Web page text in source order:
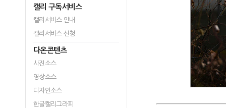
캘리 구독서비스
캘리서비스 안내
캘리서비스 신청
다온콘텐츠
사진소스
영상소스
디자인소스
한글캘리그라피